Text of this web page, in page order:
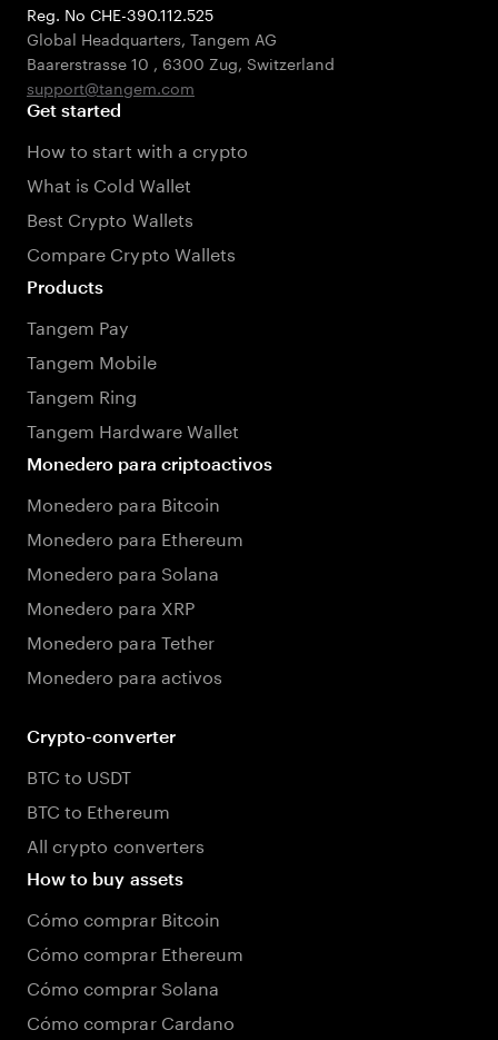
Reg. No CHE-390.112.525
Global Headquarters, Tangem AG
Baarerstrasse 10 , 6300 Zug, Switzerland
support@tangem.com
Get started
How to start with a crypto
What is Cold Wallet
Best Crypto Wallets
Compare Crypto Wallets
Products
Tangem Pay
Tangem Mobile
Tangem Ring
Tangem Hardware Wallet
Monedero para criptoactivos
Monedero para Bitcoin
Monedero para Ethereum
Monedero para Solana
Monedero para XRP
Monedero para Tether
Monedero para activos
Crypto-converter
BTC to USDT
BTC to Ethereum
All crypto converters
How to buy assets
Cómo comprar Bitcoin
Cómo comprar Ethereum
Cómo comprar Solana
Cómo comprar Cardano